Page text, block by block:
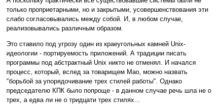
только проприетарными, но и закрытыми, усовершенствования эти
слабо согласовывались между собой. И, в любом случае,
реализовывались различным образом.
Это ставило под угрозу один из краеугольных камней Unix-
идеологии - портируемость приложений. А традиции писать
программы под абстрактный Unix никто не отменял. И начался
процесс, который, вслед за товарищем Мао, можно назвать
"борьбой за упорядочивание трех стилей работы". Однако
председателю КПК было попроще - в данном случае речь шла не о
трех, а едва ли не о тридцати трех стилях...